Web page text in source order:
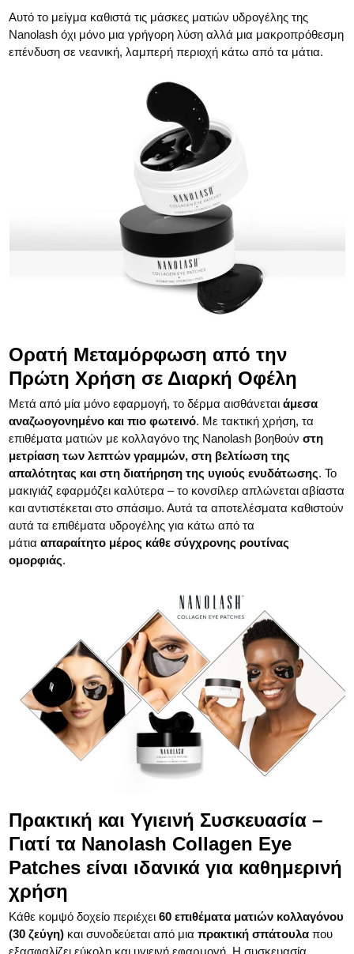
Αυτό το μείγμα καθιστά τις μάσκες ματιών υδρογέλης της
Nanolash όχι μόνο μια γρήγορη λύση αλλά μια μακροπρόθεσμη
επένδυση σε νεανική, λαμπερή περιοχή κάτω από τα μάτια.
Ορατή Μεταμόρφωση από την
Πρώτη Χρήση σε Διαρκή Οφέλη
Μετά από μία μόνο εφαρμογή, το δέρμα αισθάνεταιάμεσα
αναζωογονημένο και πιο φωτεινό. Με τακτική χρήση, τα
επιθέματα ματιών με κολλαγόνο της Nanolash βοηθούνστη
μετρίαση των λεπτών γραμμών, στη βελτίωση της
απαλότητας και στη διατήρηση της υγιούς ενυδάτωσης. Το
μακιγιάζ εφαρμόζει καλύτερα – το κονσίλερ απλώνεται αβίαστα
και αντιστέκεται στο σπάσιμο. Αυτά τα αποτελέσματα καθιστούν
αυτά τα επιθέματα υδρογέλης για κάτω από τα
μάτιααπαραίτητο μέρος κάθε σύγχρονης ρουτίνας
ομορφιάς.
Πρακτική και Υγιεινή Συσκευασία –
Γιατί τα Nanolash Collagen Eye
Patches είναι ιδανικά για καθημερινή
χρήση
Κάθε κομψό δοχείο περιέχει60 επιθέματα ματιών κολλαγόνου
(30 ζεύγη) και συνοδεύεται από μιαπρακτική σπάτουλα που
εξασφαλίζει εύκολη και υγιεινή εφαρμογή. Η συσκευασία